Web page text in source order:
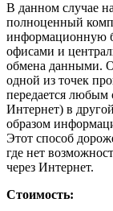
В данном случае
полноценный
информационную
офисами и
обмена данными.
одной из точек
передается любым
Интернет) в
образом
Этот способ
где нет
через Интернет.
Стоимость: